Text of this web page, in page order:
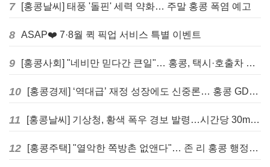
7 [홍콩날씨] 태풍 '돌핀' 세력 약화… 주말 홍콩 폭염 예고
8 ASAP❤️ 7·8월 퀵 픽업 서비스 특별 이벤트
9 [홍콩사회] "네비만 믿다간 큰일"… 홍콩, 택시·호출차 통합 시험 도입하며 규제 본격화
10 [홍콩경제] ‘역대급’ 재정 성장에도 신중론… 홍콩 GDP 전망 상향 속 “지정학적 리스크 경계”
11 [홍콩날씨] 기상청, 황색 폭우 경보 발령…시간당 30mm 이상 강우 예보
12 [홍콩주택] "열악한 쪽방촌 없앤다"… 존 리 홍콩 행정장관, 4년 내 단계적 폐지 선언